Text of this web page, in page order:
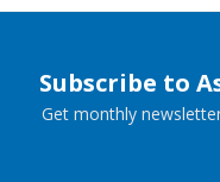
Subscribe to
Get monthly